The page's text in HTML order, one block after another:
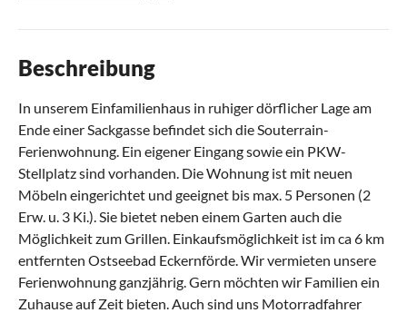
Beschreibung
In unserem Einfamilienhaus in ruhiger dörflicher Lage am
Ende einer Sackgasse befindet sich die Souterrain-
Ferienwohnung. Ein eigener Eingang sowie ein PKW-
Stellplatz sind vorhanden. Die Wohnung ist mit neuen
Möbeln eingerichtet und geeignet bis max. 5 Personen (2
Erw. u. 3 Ki.). Sie bietet neben einem Garten auch die
Möglichkeit zum Grillen. Einkaufsmöglichkeit ist im ca 6 km
entfernten Ostseebad Eckernförde. Wir vermieten unsere
Ferienwohnung ganzjährig. Gern möchten wir Familien ein
Zuhause auf Zeit bieten. Auch sind uns Motorradfahrer